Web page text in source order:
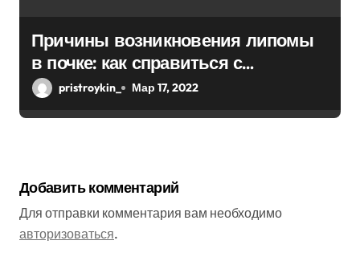
Причины возникновения липомы
в почке: как справиться с
болезнью
pristroykin_ Мар 17, 2022
Добавить комментарий
Для отправки комментария вам необходимо
авторизоваться.